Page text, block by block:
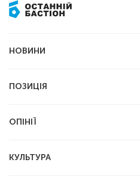
НОВИНИ
Економіка
ПОЗИЦІЯ
ОПІНІЇ
КУЛЬТУРА